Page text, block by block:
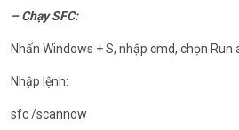
– Chạy SFC:
Nhấn Windows + S, nhập cmd, chọn
Nhập lệnh:
sfc /scannow